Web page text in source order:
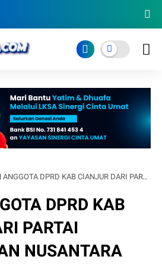
DPRD KAB CIANJUR DARI PARTAI KEBANGKITAN NUSANTARA DAERAH PEMILIHAN 5 CIANJUR
DPRD KAB
PARTAI
NUSANTARA